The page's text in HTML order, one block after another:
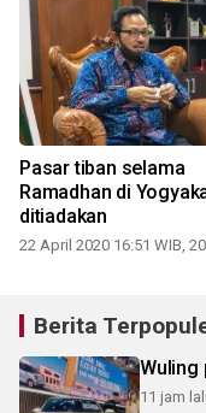
Pasar tiban selama
Ramadhan di
ditiadakan
22 April 2020 16:51 WIB,
Berita
Wuling
11 jam